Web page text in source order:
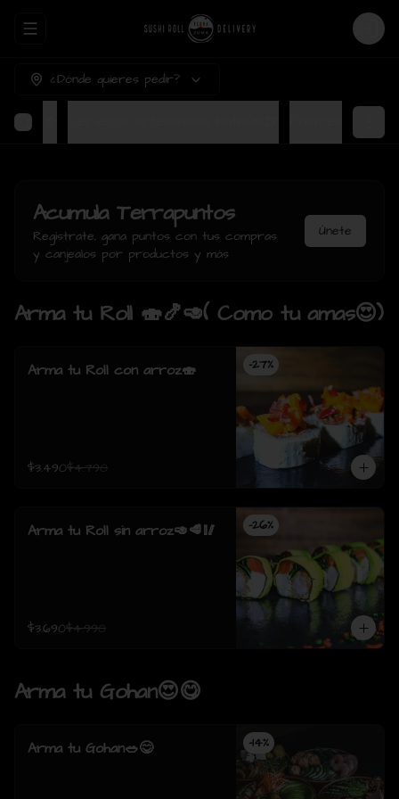
Abrir menu de navegación Login
¿Dónde quieres pedir?
AcumulaTerrapuntos
Regístrate, gana puntos con tus compras
y canjealos por productos y más
Únete
Arma tu Roll 🍣🍤🥑( Como tu amas😍)
-27%
Arma tu Roll con arroz🍣
$3.490$4.790
-26%
Arma tu Roll sin arroz🥑🥩🥢
$3.690$4.990
Arma tu Gohan😍😋
-14%
Arma tu Gohan🥗😋